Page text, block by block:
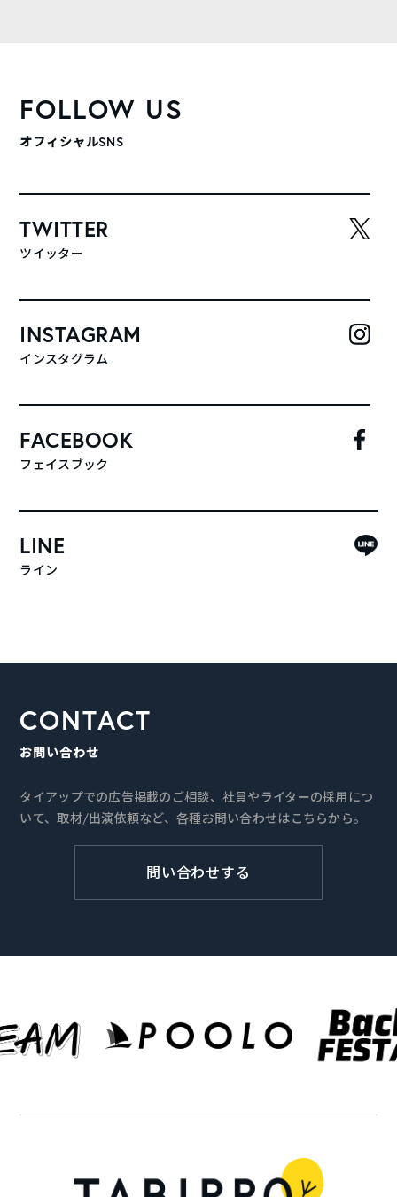
FOLLOW US
オフィシャルSNS
TWITTER
ツイッター
INSTAGRAM
インスタグラム
FACEBOOK
フェイスブック
LINE
ライン
CONTACT
お問い合わせ
タイアップでの広告掲載のご相談、社員やライターの採用につ
いて、取材/出演依頼など、各種お問い合わせはこちらから。
問い合わせする